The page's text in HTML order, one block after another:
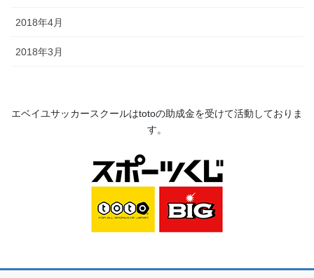
2018年4月
2018年3月
エベイユサッカースクールはtotoの助成金を受けて活動してお りま
す。